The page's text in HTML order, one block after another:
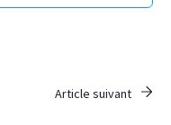
Article suivant